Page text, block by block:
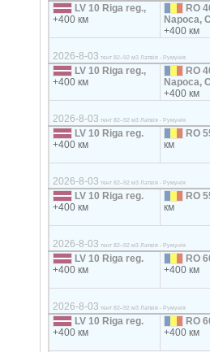
LV 10 Riga reg.,
+400 км
RO
Napoca,
+400 км
2026-8-03 тент 82–92 м3 Латвія - Румунія
LV 10 Riga reg.,
+400 км
RO
Napoca,
+400 км
2026-8-03 тент 82–92 м3 Латвія - Румунія
LV 10 Riga reg.
+400 км
RO
км
2026-8-03 тент 82–92 м3 Латвія - Румунія
LV 10 Riga reg.
+400 км
RO
км
2026-8-03 тент 82–92 м3 Латвія - Румунія
LV 10 Riga reg.
+400 км
RO
+400 км
2026-8-03 тент 82–92 м3 Латвія - Румунія
LV 10 Riga reg.
+400 км
RO
+400 км